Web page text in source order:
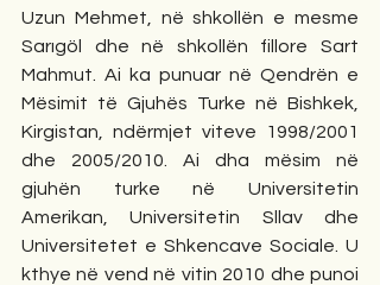
Uzun Mehmet, në shkollën e mesme
Sarıgöl dhe në shkollën fillore Sart
Mahmut. Ai ka punuar në Qendrën e
Mësimit të Gjuhës Turke në Bishkek,
Kirgistan, ndërmjet viteve 1998/2001
dhe 2005/2010. Ai dha mësim në
gjuhën turke në Universitetin
Amerikan, Universitetin Sllav dhe
Universitetet e Shkencave Sociale. U
kthye në vend në vitin 2010 dhe punoi